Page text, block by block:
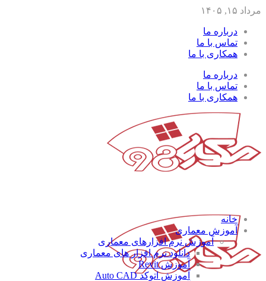
مرداد ۱۵, ۱۴۰۵
درباره ما
تماس با ما
همکاری با ما
درباره ما
تماس با ما
همکاری با ما
خانه
آموزش معماری
آموزش نرم افزارهای معماری
دانلود نرم افزار های معماری
آموزش Revit
آموزش اتوکد Auto CAD